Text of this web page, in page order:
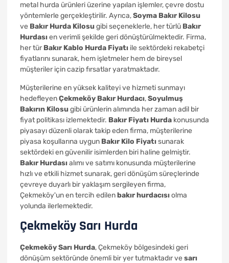
metal hurda ürünleri üzerine yapılan işlemler, çevre dostu
yöntemlerle gerçekleştirilir. Ayrıca,Soyma Bakır Kilosu
ve Bakır Hurda Kilosugibi seçeneklerle, her türlü Bakır
Hurdasıen verimli şekilde geri dönüştürülmektedir. Firma,
her tür Bakır Kablo Hurda Fiyatı ile sektördeki rekabetçi
fiyatlarını sunarak, hem işletmeler hem de bireysel
müşteriler için cazip fırsatlar yaratmaktadır.
Müşterilerine en yüksek kaliteyi ve hizmeti sunmayı
hedefleyenÇekmeköy Bakır Hurdacı,Soyulmuş
Bakırın Kilosugibi ürünlerin alımında her zaman adil bir
fiyat politikası izlemektedir. Bakır Fiyatı Hurda konusunda
piyasayı düzenli olarak takip eden firma, müşterilerine
piyasa koşullarına uygun Bakır Kilo Fiyatısunarak
sektördeki en güvenilir isimlerden biri haline gelmiştir.
Bakır Hurdasıalımı ve satımı konusunda müşterilerine
hızlı ve etkili hizmet sunarak, geri dönüşüm süreçlerinde
çevreye duyarlı bir yaklaşım sergileyen firma,
Çekmeköy'un en tercih edilenbakır hurdacısıolma
yolunda ilerlemektedir.
Çekmeköy Sarı Hurda
Çekmeköy Sarı Hurda, Çekmeköy bölgesindeki geri
dönüşüm sektöründe önemli bir yer tutmaktadır ve sarı